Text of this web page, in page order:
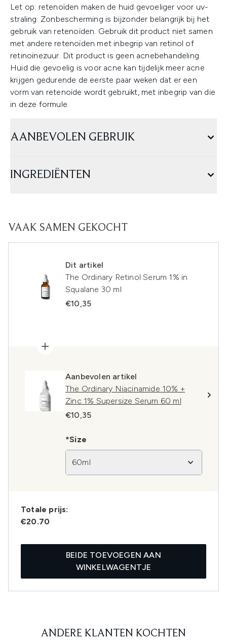
Let op: retenoïden maken de huid gevoeliger voor uv-
straling. Zonbescherming is bijzonder belangrijk bij het
gebruik van retenoïden. Gebruik dit product niet samen
met andere retenoïden met inbegrip van retinol of
retinoïnezuur. Dit product is geen acnebehandeling.
Huid die gevoelig is voor acne kan tijdelijk meer acne
krijgen gedurende de eerste paar weken dat er een
vorm van retenoïde wordt gebruikt, met inbegrip van die
in deze formule.
AANBEVOLEN GEBRUIK
INGREDIËNTEN
VAAK SAMEN GEKOCHT
Dit artikel
The Ordinary Retinol Serum 1% in
Squalane 30 ml
€10,35
Aanbevolen artikel
The Ordinary Niacinamide 10% +
Zinc 1% Supersize Serum 60 ml
€10,35
*Size
60ml
Totale prijs:
€20.70
BEIDE TOEVOEGEN AAN
WINKELWAGENTJE
ANDERE KLANTEN KOCHTEN